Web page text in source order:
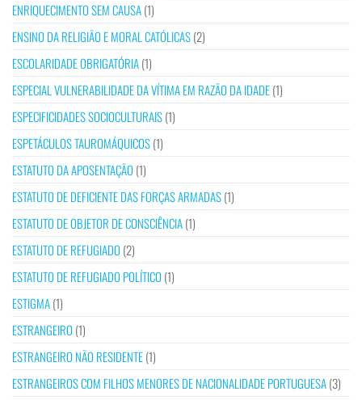
ENRIQUECIMENTO SEM CAUSA(1)
ENSINO DA RELIGIÃO E MORAL CATÓLICAS(2)
ESCOLARIDADE OBRIGATÓRIA(1)
ESPECIAL VULNERABILIDADE DA VÍTIMA EM RAZÃO DA IDADE(1)
ESPECIFICIDADES SOCIOCULTURAIS(1)
ESPETÁCULOS TAUROMÁQUICOS(1)
ESTATUTO DA APOSENTAÇÃO (1)
ESTATUTO DE DEFICIENTE DAS FORÇAS ARMADAS(1)
ESTATUTO DE OBJETOR DE CONSCIÊNCIA(1)
ESTATUTO DE REFUGIADO (2)
ESTATUTO DE REFUGIADO POLÍTICO (1)
ESTIGMA(1)
ESTRANGEIRO (1)
ESTRANGEIRO NÃO RESIDENTE(1)
ESTRANGEIROS COM FILHOS MENORES DE NACIONALIDADE PORTUGUESA(3)